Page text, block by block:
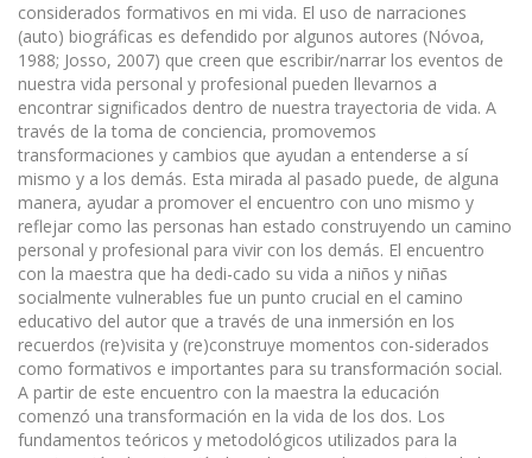
considerados formativos en mi vida. El uso de narraciones
(auto) biográficas es defendido por algunos autores (Nóvoa,
1988; Josso, 2007) que creen que escribir/narrar los eventos de
nuestra vida personal y profesional pueden llevarnos a
encontrar significados dentro de nuestra trayectoria de vida. A
través de la toma de conciencia, promovemos
transformaciones y cambios que ayudan a entenderse a sí
mismo y a los demás. Esta mirada al pasado puede, de alguna
manera, ayudar a promover el encuentro con uno mismo y
reflejar como las personas han estado construyendo un camino
personal y profesional para vivir con los demás. El encuentro
con la maestra que ha dedi-cado su vida a niños y niñas
socialmente vulnerables fue un punto crucial en el camino
educativo del autor que a través de una inmersión en los
recuerdos (re)visita y (re)construye momentos con-siderados
como formativos e importantes para su transformación social.
A partir de este encuentro con la maestra la educación
comenzó una transformación en la vida de los dos. Los
fundamentos teóricos y metodológicos utilizados para la